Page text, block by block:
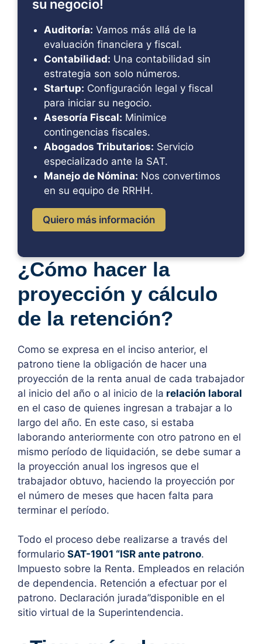
su negocio!
Auditoría: Vamos más allá de la
evaluación financiera y fiscal.
Contabilidad: Una contabilidad sin
estrategia son solo números.
Startup: Configuración legal y fiscal
para iniciar su negocio.
Asesoría Fiscal: Minimice
contingencias fiscales.
Abogados Tributarios: Servicio
especializado ante la SAT.
Manejo de Nómina: Nos convertimos
en su equipo de RRHH.
Quiero más información
¿Cómo hacer la
proyección y cálculo
de la retención?
Como se expresa en el inciso anterior, el
patrono tiene la obligación de hacer una
proyección de la renta anual de cada trabajador
al inicio del año o al inicio de la relación laboral
en el caso de quienes ingresan a trabajar a lo
largo del año. En este caso, si estaba
laborando anteriormente con otro patrono en el
mismo período de liquidación, se debe sumar a
la proyección anual los ingresos que el
trabajador obtuvo, haciendo la proyección por
el número de meses que hacen falta para
terminar el período.
Todo el proceso debe realizarse a través del
formulario SAT-1901 “ISR ante patrono.
Impuesto sobre la Renta. Empleados en relación
de dependencia. Retención a efectuar por el
patrono. Declaración jurada”disponible en el
sitio virtual de la Superintendencia.